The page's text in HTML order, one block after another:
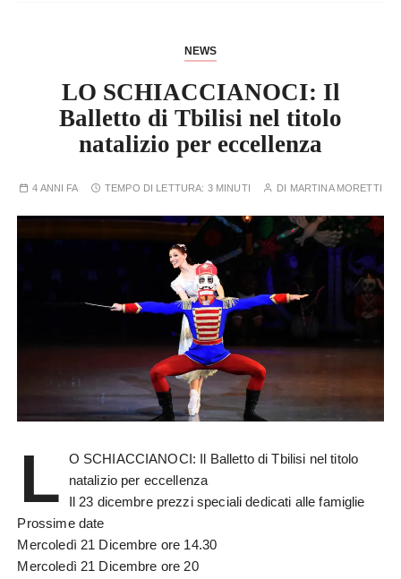
NEWS
LO SCHIACCIANOCI: Il
Balletto di Tbilisi nel titolo
natalizio per eccellenza
4 ANNI FA TEMPO DI LETTURA: 3 MINUTI DI MARTINA MORETTI
L
O SCHIACCIANOCI: Il Balletto di Tbilisi nel titolo
natalizio per eccellenza
Il 23 dicembre prezzi speciali dedicati alle famiglie
Prossime date
Mercoledì 21 Dicembre ore 14.30
Mercoledì 21 Dicembre ore 20